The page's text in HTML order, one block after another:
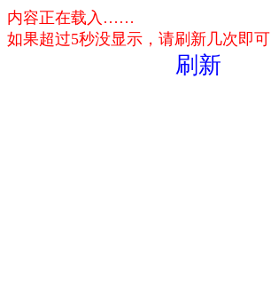
内容正在载入……
如果超过5秒没显示，请刷新几次即可
刷新